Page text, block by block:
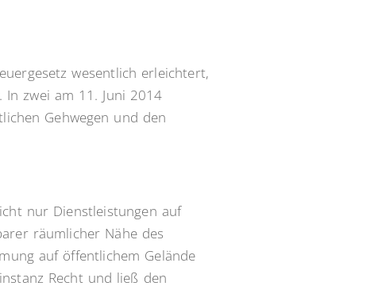
wesentlich erleichtert,
zwei am 11. Juni 2014
Gehwegen und den
nur Dienstleistungen auf
räumlicher Nähe des
auf öffentlichem Gelände
Recht und ließ den